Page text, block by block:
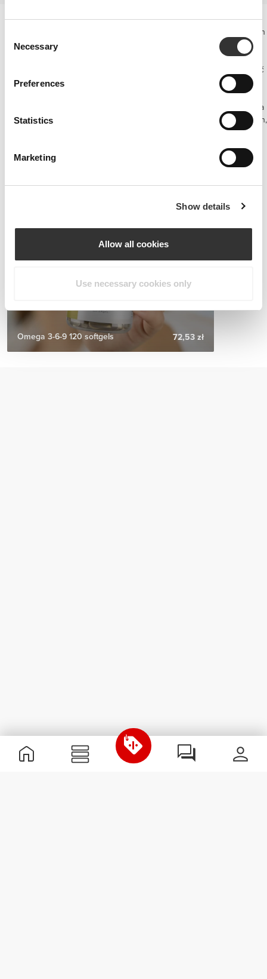
Selection
Necessary
Preferences
Statistics
Marketing
Show details
Allow all cookies
Use necessary cookies only
Mózg i pamięć
W istocie suplementy te wspierają rozszerzenie naczyń krwionośnych
i poprawiają przepływ krwi, ułatwiając transport składników
W mózgu zwiększony dopływ krwi przekłada się na lepszą wydajność
poznawczą, jasność umysłu i pamięć, a także wspiera czujność
Istnieją jednak także inne mechanizmy działania, niezwykle istotne dla
stymulacji klarowności myślenia i zwiększenia zdolności kognitywnych,
dlatego w tej kategorii znajduje się tak szeroki wybór produktów.
Omega 3-6-9 120 softgels 72,53 zł